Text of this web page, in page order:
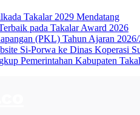
Takalar 2029 Mendatang
pada Takalar Award 2026
(PKL) Tahun Ajaran
Si-Porwa ke Dinas Koperasi
Pemerintahan Kabupaten